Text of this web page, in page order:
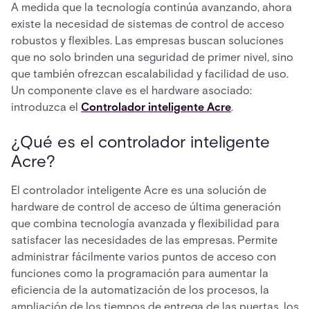
A medida que la tecnología continúa avanzando, ahora
existe la necesidad de sistemas de control de acceso
robustos y flexibles. Las empresas buscan soluciones
que no solo brinden una seguridad de primer nivel, sino
que también ofrezcan escalabilidad y facilidad de uso.
Un componente clave es el hardware asociado:
introduzca el Controlador inteligente Acre.
¿Qué es el controlador inteligente
Acre?
El controlador inteligente Acre es una solución de
hardware de control de acceso de última generación
que combina tecnología avanzada y flexibilidad para
satisfacer las necesidades de las empresas. Permite
administrar fácilmente varios puntos de acceso con
funciones como la programación para aumentar la
eficiencia de la automatización de los procesos, la